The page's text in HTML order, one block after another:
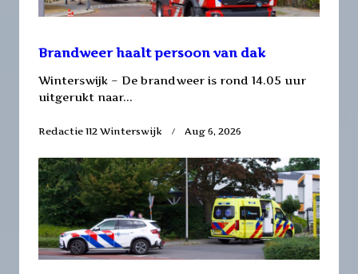
Brandweer haalt persoon van dak
Winterswijk – De brandweer is rond 14.05 uur
uitgerukt naar...
Redactie 112 Winterswijk Aug 6, 2026